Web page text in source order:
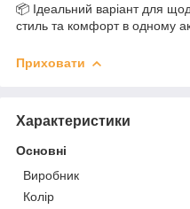
📦 Ідеальний варіант для
стиль та комфорт в одному
Приховати
Характеристики
Основні
Виробник
Колір